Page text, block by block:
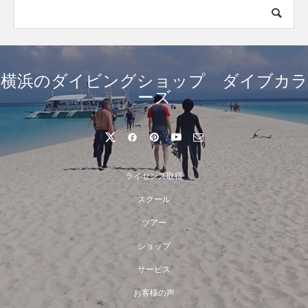
横浜のダイビングショップ ダイブカラ
ーズ
ライセンス取得
スクール
ツアー
ショップ
サービス
お客様の声